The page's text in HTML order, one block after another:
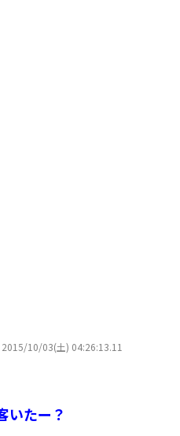
2015/10/03(土) 04:26:13.11
いたー？